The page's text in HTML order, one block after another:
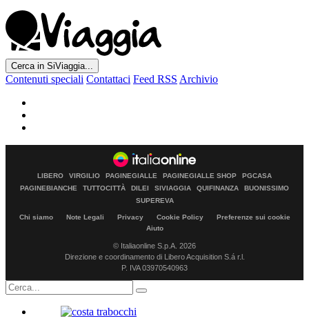
Cerca in SiViaggia...
Contenuti speciali Contattaci Feed RSS Archivio
LIBERO VIRGILIO PAGINEGIALLE PAGINEGIALLE SHOP
PGCASA
PAGINEBIANCHE
TUTTOCITTÀ DILEI SIVIAGGIA QUIFINANZA
BUONISSIMO
SUPEREVA
Chi siamo Note Legali Privacy Cookie Policy
Preferenze sui cookie
Aiuto
© Italiaonline S.p.A. 2026
Direzione e coordinamento di Libero Acquisition S.á r.l.
P. IVA 03970540963